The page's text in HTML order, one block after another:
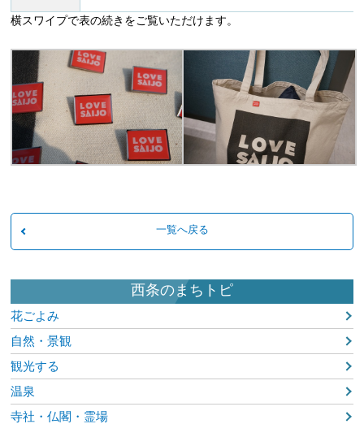
一覧へ戻る
西条のまちトピ
花ごよみ
自然・景観
観光する
温泉
寺社・仏閣・霊場